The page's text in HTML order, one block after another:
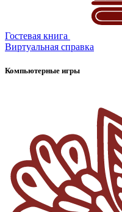
Гостевая книга
Виртуальная справка
Компьютерные игры